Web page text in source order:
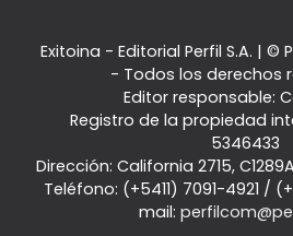
Exitoina - Editorial Perfil S.A. | ©
- Todos los derechos
Editor responsable:
Registro de la propiedad
5346433
Dirección: California 2715,
Teléfono: (+5411) 7091-4921 /
mail: